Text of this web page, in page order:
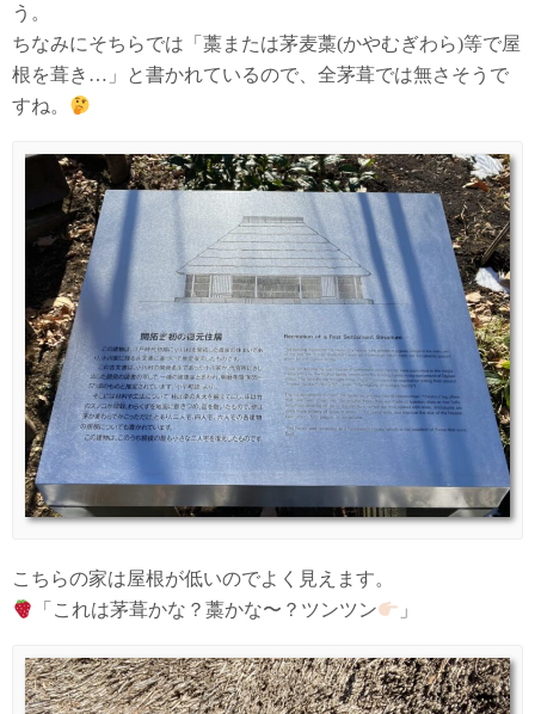
う。
ちなみにそちらでは「藁または茅麦藁(かやむぎわら)等で屋
根を葺き…」と書かれているので、全茅葺では無さそうで
すね。
こちらの家は屋根が低いのでよく見えます。
「これは茅葺かな？藁かな〜？ツンツン
」